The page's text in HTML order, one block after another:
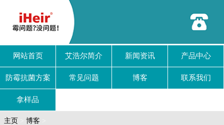
网站首页 艾浩尔简介 新闻资讯 产品中心
防霉抗菌方案 常见问题 博客 联系我们
拿样品
主页 博客